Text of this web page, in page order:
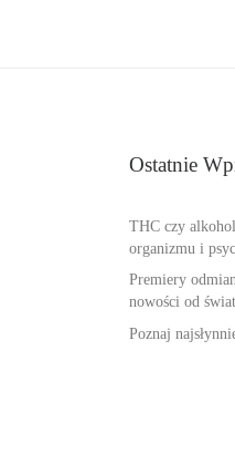
Ostatnie
THC czy
organizmu i
Premiery
nowości od
Poznaj